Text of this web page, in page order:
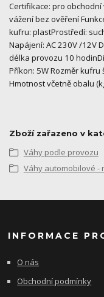
Certifikace: pro
vážení bez ověření
kufru: plastProstředí:
Napájení: AC 230V /12V
délka provozu 10
Příkon: 5W Rozměr kufru
Hmotnost včetně obalu
Zboží zařazeno v
Váhy podle provozu
Váhy automobilové -
INFORMACE
O nás
Obchodní podmínky